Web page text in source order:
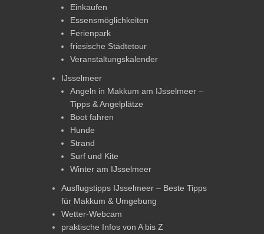
Einkaufen
Essensmöglichkeiten
Ferienpark
friesische Städtetour
Veranstaltungskalender
IJsselmeer
Angeln in Makkum am IJsselmeer –
Tipps & Angelplätze
Boot fahren
Hunde
Strand
Surf und Kite
Winter am IJsselmeer
Ausflugstipps IJsselmeer – Beste Tipps
für Makkum & Umgebung
Wetter-Webcam
praktische Infos von A bis Z